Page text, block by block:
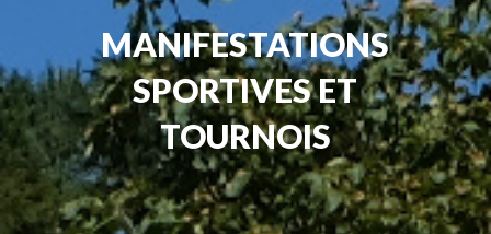
MANIFESTATIONS
SPORTIVES ET
TOURNOIS